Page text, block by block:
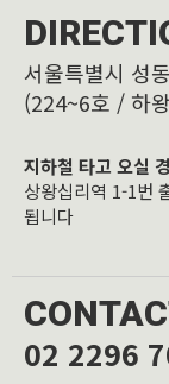
서울특별시 성
(224~6호 / 하
지하철 타고 오실
상왕십리역 1-1번
됩니다
02 2296